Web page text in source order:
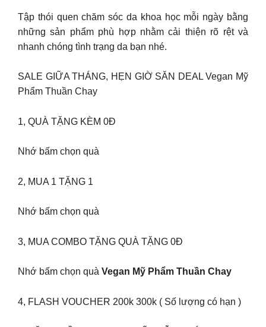
Tập thói quen chăm sóc da khoa học mỗi ngày bằng
những sản phẩm phù hợp nhằm cải thiện rõ rệt và
nhanh chóng tình trạng da bạn nhé.
SALE GIỮA THÁNG, HẸN GIỜ SĂN DEAL Vegan Mỹ
Phẩm Thuần Chay
1, QUÀ TẶNG KÈM 0Đ
Nhớ bấm chọn quà
2, MUA 1 TẶNG 1
Nhớ bấm chọn quà
3, MUA COMBO TẶNG QUÀ TẶNG 0Đ
Nhớ bấm chọn quà Vegan Mỹ Phẩm Thuần Chay
4, FLASH VOUCHER 200k 300k ( Số lượng có hạn )